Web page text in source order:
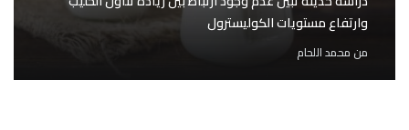
وارتفاع مستويات الكوليسترول
من محمد اللحام